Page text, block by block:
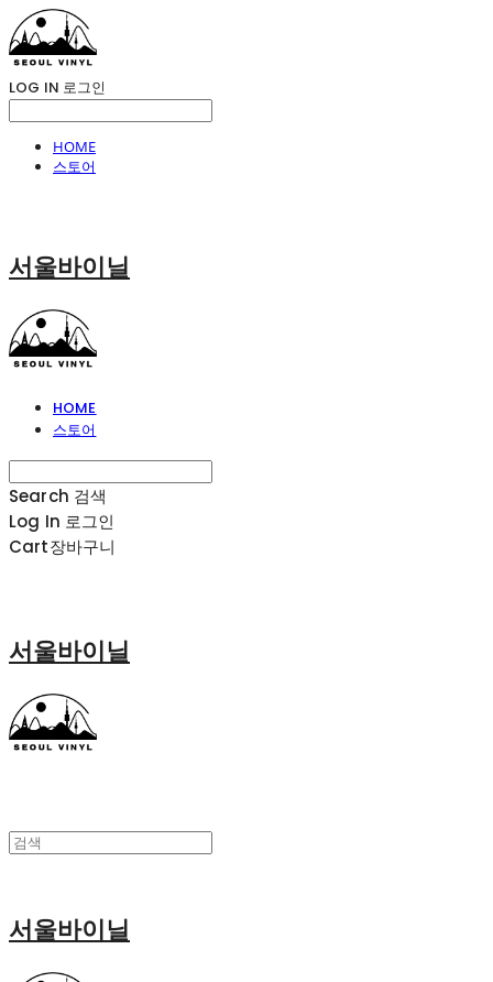
LOG IN 로그인
HOME
스토어
서울바이닐
HOME
스토어
Search 검색
Log In 로그인
Cart장바구니
서울바이닐
서울바이닐